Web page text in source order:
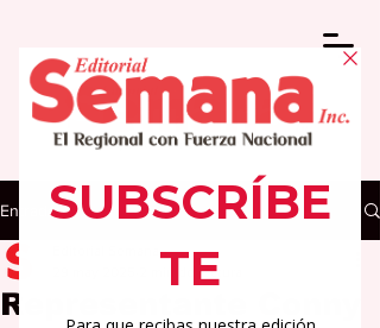
Entrada
Representante Conny
2 min de lectura